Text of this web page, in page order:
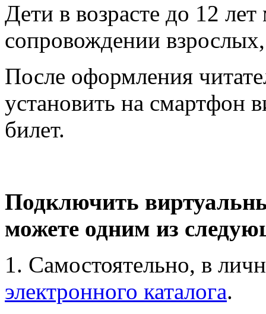
Дети в возрасте до 12
сопровождении
После оформления
установить на смартфон
билет.
Подключить
можете одним из
1. Самостоятельно, в
электронного каталога.